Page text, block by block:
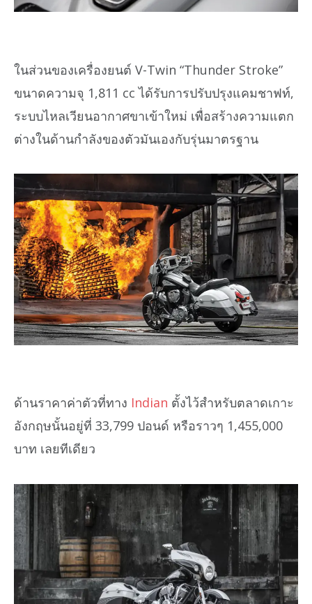
ในส่วนของเครื่องยนต์ V-Twin “Thunder Stroke”
ขนาดความจุ 1,811 cc ได้รับการปรับปรุงแคมชาฟท์,
ระบบไหลเวียนอากาศขาเข้าใหม่ เพื่อสร้างความแตก
ต่างในด้านกำลังของตัวมันเองกับรุ่นมาตรฐาน
ด้านราคาค่าตัวที่ทาง Indian ตั้งไว้สำหรับตลาดเกาะ
อังกฤษนั้นอยู่ที่ 33,799 ปอนด์ หรือราวๆ 1,455,000
บาท เลยทีเดียว